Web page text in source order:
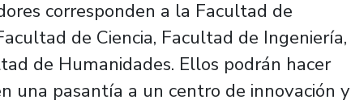
corresponden a la Facultad de
de Ciencia, Facultad de Ingeniería,
de Humanidades. Ellos podrán hacer
una pasantía a un centro de innovación y